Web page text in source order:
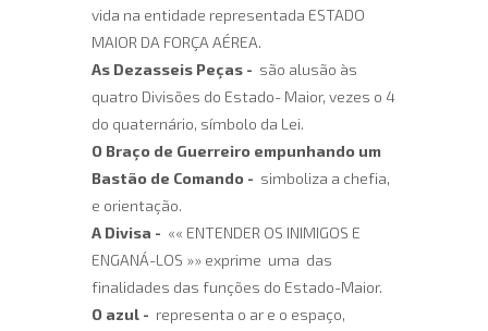
vida na entidade representada ESTADO
MAIOR DA FORÇA AÉREA.
As Dezasseis Peças - são alusão às
quatro Divisões do Estado- Maior, vezes o 4
do quaternário, símbolo da Lei.
O Braço de Guerreiro empunhando um
Bastão de Comando - simboliza a chefia,
e orientação.
A Divisa - «« ENTENDER OS INIMIGOS E
ENGANÁ-LOS »» exprime uma das
finalidades das funções do Estado-Maior.
O azul - representa o ar e o espaço,